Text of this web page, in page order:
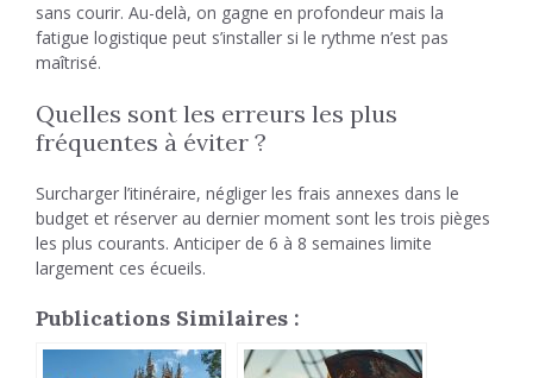
sans courir. Au-delà, on gagne en profondeur mais la
fatigue logistique peut s’installer si le rythme n’est pas
maîtrisé.
Quelles sont les erreurs les plus
fréquentes à éviter ?
Surcharger l’itinéraire, négliger les frais annexes dans le
budget et réserver au dernier moment sont les trois pièges
les plus courants. Anticiper de 6 à 8 semaines limite
largement ces écueils.
Publications Similaires :